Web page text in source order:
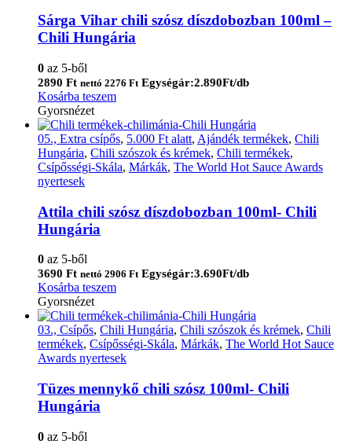
Sárga Vihar chili szósz díszdobozban 100ml –
Chili Hungária
0 az 5-ből
2890 Ft nettó 2276 Ft Egységár:2.890Ft/db
Kosárba teszem
Gyorsnézet
05., Extra csípős, 5.000 Ft alatt, Ajándék termékek, Chili
Hungária, Chili szószok és krémek, Chili termékek,
Csípősségi-Skála, Márkák, The World Hot Sauce Awards
nyertesek
Attila chili szósz díszdobozban 100ml- Chili
Hungária
0 az 5-ből
3690 Ft nettó 2906 Ft Egységár:3.690Ft/db
Kosárba teszem
Gyorsnézet
03., Csípős, Chili Hungária, Chili szószok és krémek, Chili
termékek, Csípősségi-Skála, Márkák, The World Hot Sauce
Awards nyertesek
Tüzes mennykő chili szósz 100ml- Chili
Hungária
0 az 5-ből